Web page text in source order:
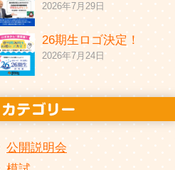
2026年7月29日
26期生ロゴ決定！
2026年7月24日
公開説明会